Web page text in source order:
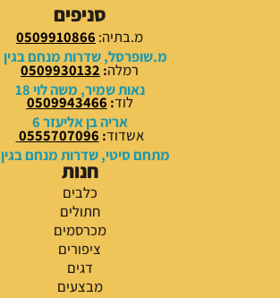
סניפים
מ.בתיה: 0509910866
מ.שופרסל, שדרות מנחם בגין 2
רמלה:
0509930132
נאות שמיר, משה לוי 18
לוד:
0509943466
אריה בן אליעזר 6
אשדוד:
0555707096
מתחם סיטי, שדרות מנחם בגין 7
חנות
כלבים
חתולים
מכרסמים
ציפורים
דגים
מבצעים